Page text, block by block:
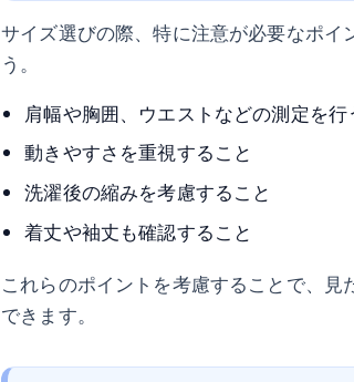
サイズ選びの際、特に注意が必要なポイ
う。
肩幅や胸囲、ウエストなどの測定を行
動きやすさを重視すること
洗濯後の縮みを考慮すること
着丈や袖丈も確認すること
これらのポイントを考慮することで、
できます。